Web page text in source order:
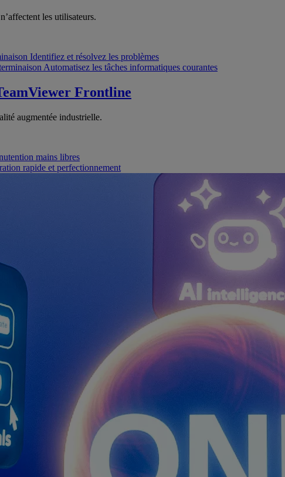
les utilisateurs.
Identifiez et résolvez les problèmes
Automatisez les tâches informatiques courantes
Frontline
augmentée industrielle.
mains libres
rapide et perfectionnement